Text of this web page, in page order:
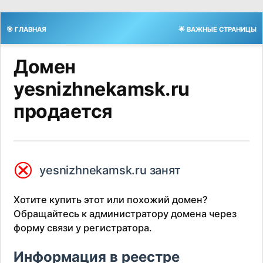
🎯 ГЛАВНАЯ 🌟 ВАЖНЫЕ СТРАНИЦЫ
Домен
yesnizhnekamsk.ru
продается
⮿ yesnizhnekamsk.ru занят
Хотите купить этот или похожий домен?
Обращайтесь к администратору домена через
форму связи у регистратора.
Информация в реестре